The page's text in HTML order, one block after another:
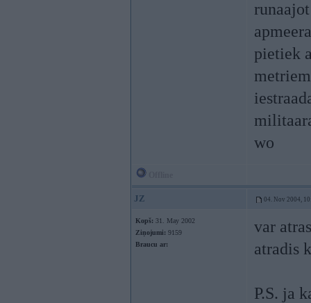
pietiek
wo
JZ 04. Nov 2004,
Kopš: 31. May 2002
Ziņojumi: 9159
Braucu ar:
var
atradis
P.S. ja